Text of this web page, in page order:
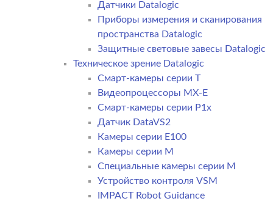
Датчики Datalogic
Приборы измерения и сканирования
пространства Datalogic
Защитные световые завесы Datalogic
Техническое зрение Datalogic
Смарт-камеры серии T
Видеопроцессоры MX-E
Смарт-камеры серии P1x
Датчик DataVS2
Камеры серии E100
Камеры серии M
Специальные камеры серии M
Устройство контроля VSM
IMPACT Robot Guidance